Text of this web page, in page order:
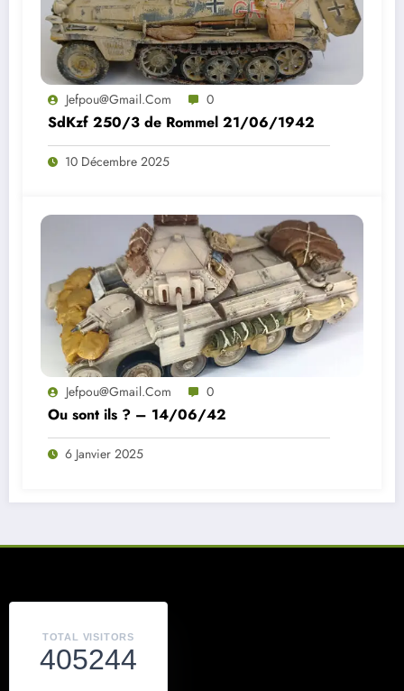
Jefpou@gmail.com 0
SdKzf 250/3 de Rommel 21/06/1942
10 Décembre 2025
Jefpou@gmail.com 0
Ou sont ils ? – 14/06/42
6 Janvier 2025
TOTAL VISITORS
405244